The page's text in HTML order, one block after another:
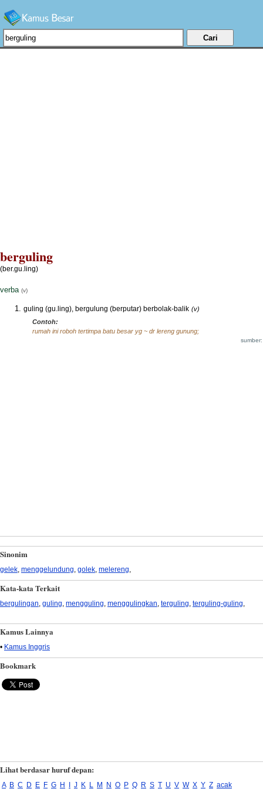
berguling
(ber.gu.ling)
verba (v)
guling (gu.ling), bergulung (berputar) berbolak-balik (v)
Contoh:
rumah ini roboh tertimpa batu besar yg ~ dr lereng gunung;
Sinonim
gelek menggelundung golek melereng
Kata-kata Terkait
bergulingan, guling, mengguling, menggulingkan, terguling, terguling-guling,
Kamus Lainnya
• Kamus Inggris
Bookmark
Lihat berdasar huruf depan:
A B C D E F G H I J K L M N O P Q R S T U V W X Y Z acak